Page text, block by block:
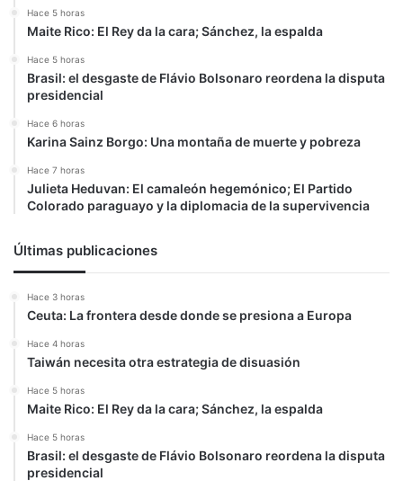
Hace 5 horas
Maite Rico: El Rey da la cara; Sánchez, la espalda
Hace 5 horas
Brasil: el desgaste de Flávio Bolsonaro reordena la disputa
presidencial
Hace 6 horas
Karina Sainz Borgo: Una montaña de muerte y pobreza
Hace 7 horas
Julieta Heduvan: El camaleón hegemónico; El Partido
Colorado paraguayo y la diplomacia de la supervivencia
Últimas publicaciones
Hace 3 horas
Ceuta: La frontera desde donde se presiona a Europa
Hace 4 horas
Taiwán necesita otra estrategia de disuasión
Hace 5 horas
Maite Rico: El Rey da la cara; Sánchez, la espalda
Hace 5 horas
Brasil: el desgaste de Flávio Bolsonaro reordena la disputa
presidencial